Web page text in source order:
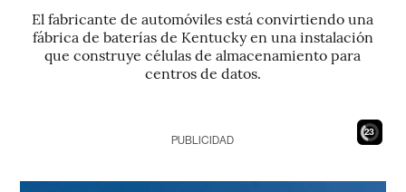
El fabricante de automóviles está convirtiendo una
fábrica de baterías de Kentucky en una instalación
que construye células de almacenamiento para
centros de datos.
21
PUBLICIDAD